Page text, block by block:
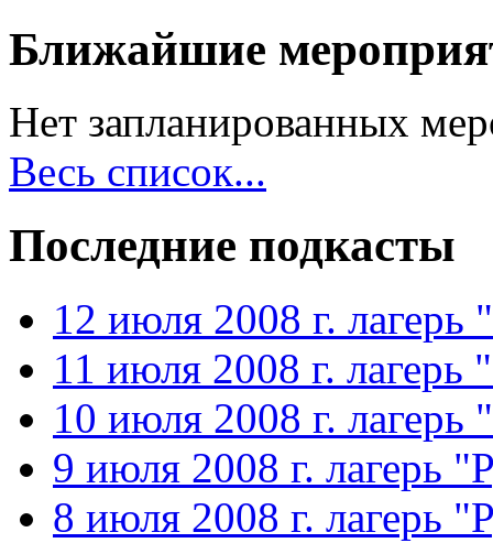
Ближайшие
Нет запланированных
Весь список...
Последние подкасты
12 июля 2008 г. лагерь
11 июля 2008 г. лагерь
10 июля 2008 г. лагерь
9 июля 2008 г. лагерь
8 июля 2008 г. лагерь